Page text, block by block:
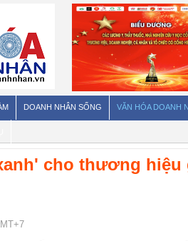
DOANH NHÂN SỐNG VĂN HÓA DOANH
cho thương hiệu